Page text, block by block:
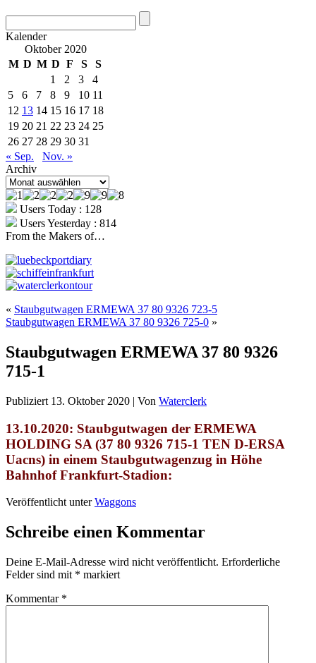
Kalender
Oktober 2020
M D M D F S
S
1
2 3
4
5
6 7 8 9 10 11
12 13 14 15 16 17 18
19 20 21 22 23 24 25
26 27 28 29 30 31
« Sep.
Nov. »
Archiv
Archiv
Users Today : 128
Users Yesterday : 814
From the Makers of…
« Staubgutwagen ERMEWA 37 80 9326 723-5
Staubgutwagen ERMEWA 37 80 9326 725-0 »
Staubgutwagen ERMEWA 37 80 9326
715-1
Publiziert 13. Oktober 2020 | Von Waterclerk
13.10.2020: Staubgutwagen der ERMEWA
HOLDING SA (37 80 9326 715-1 TEN D-ERSA
Uacns) in einem Staubgutwagenzug in Höhe
Bahnhof Frankfurt-Stadion:
Veröffentlicht unter Waggons
Schreibe einen Kommentar
Deine E-Mail-Adresse wird nicht veröffentlicht. Erforderliche
Felder sind mit * markiert
Kommentar *